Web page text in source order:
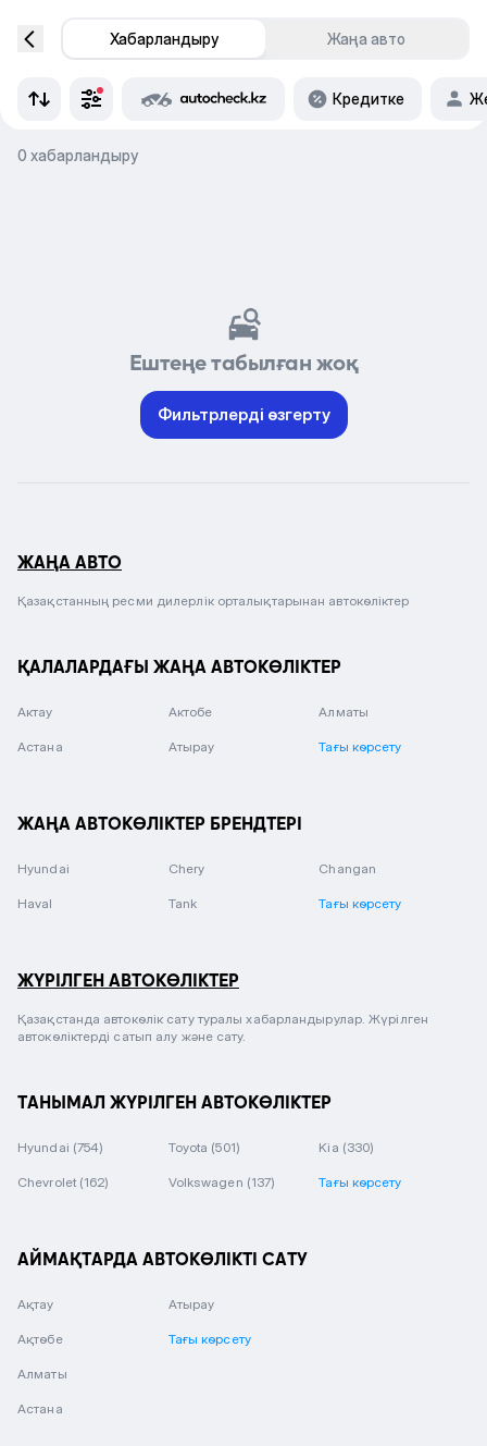
Хабарландыру Жаңа авто
Кредитке
0 хабарландыру
Ештеңе табылған жоқ
Фильтрлерді өзгерту
ЖАҢА АВТО
Қазақстанның ресми дилерлік орталықтарынан автокөліктер
ҚАЛАЛАРДАҒЫ ЖАҢА АВТОКӨЛІКТЕР
Актау Актобе Алматы
Астана Атырау Тағы көрсету
ЖАҢА АВТОКӨЛІКТЕР БРЕНДТЕРІ
Hyundai Chery Changan
Haval Tank Тағы көрсету
ЖҮРІЛГЕН АВТОКӨЛІКТЕР
Қазақстанда автокөлік сату туралы хабарландырулар. Жүрілген
автокөліктерді сатып алу және сату.
ТАНЫМАЛ ЖҮРІЛГЕН АВТОКӨЛІКТЕР
Hyundai (754) Toyota (501) Kia (330)
Chevrolet (162) Volkswagen (137) Тағы көрсету
АЙМАҚТАРДА АВТОКӨЛІКТІ САТУ
Ақтау
Ақтөбе
Алматы
Астана
Атырау
Тағы көрсету